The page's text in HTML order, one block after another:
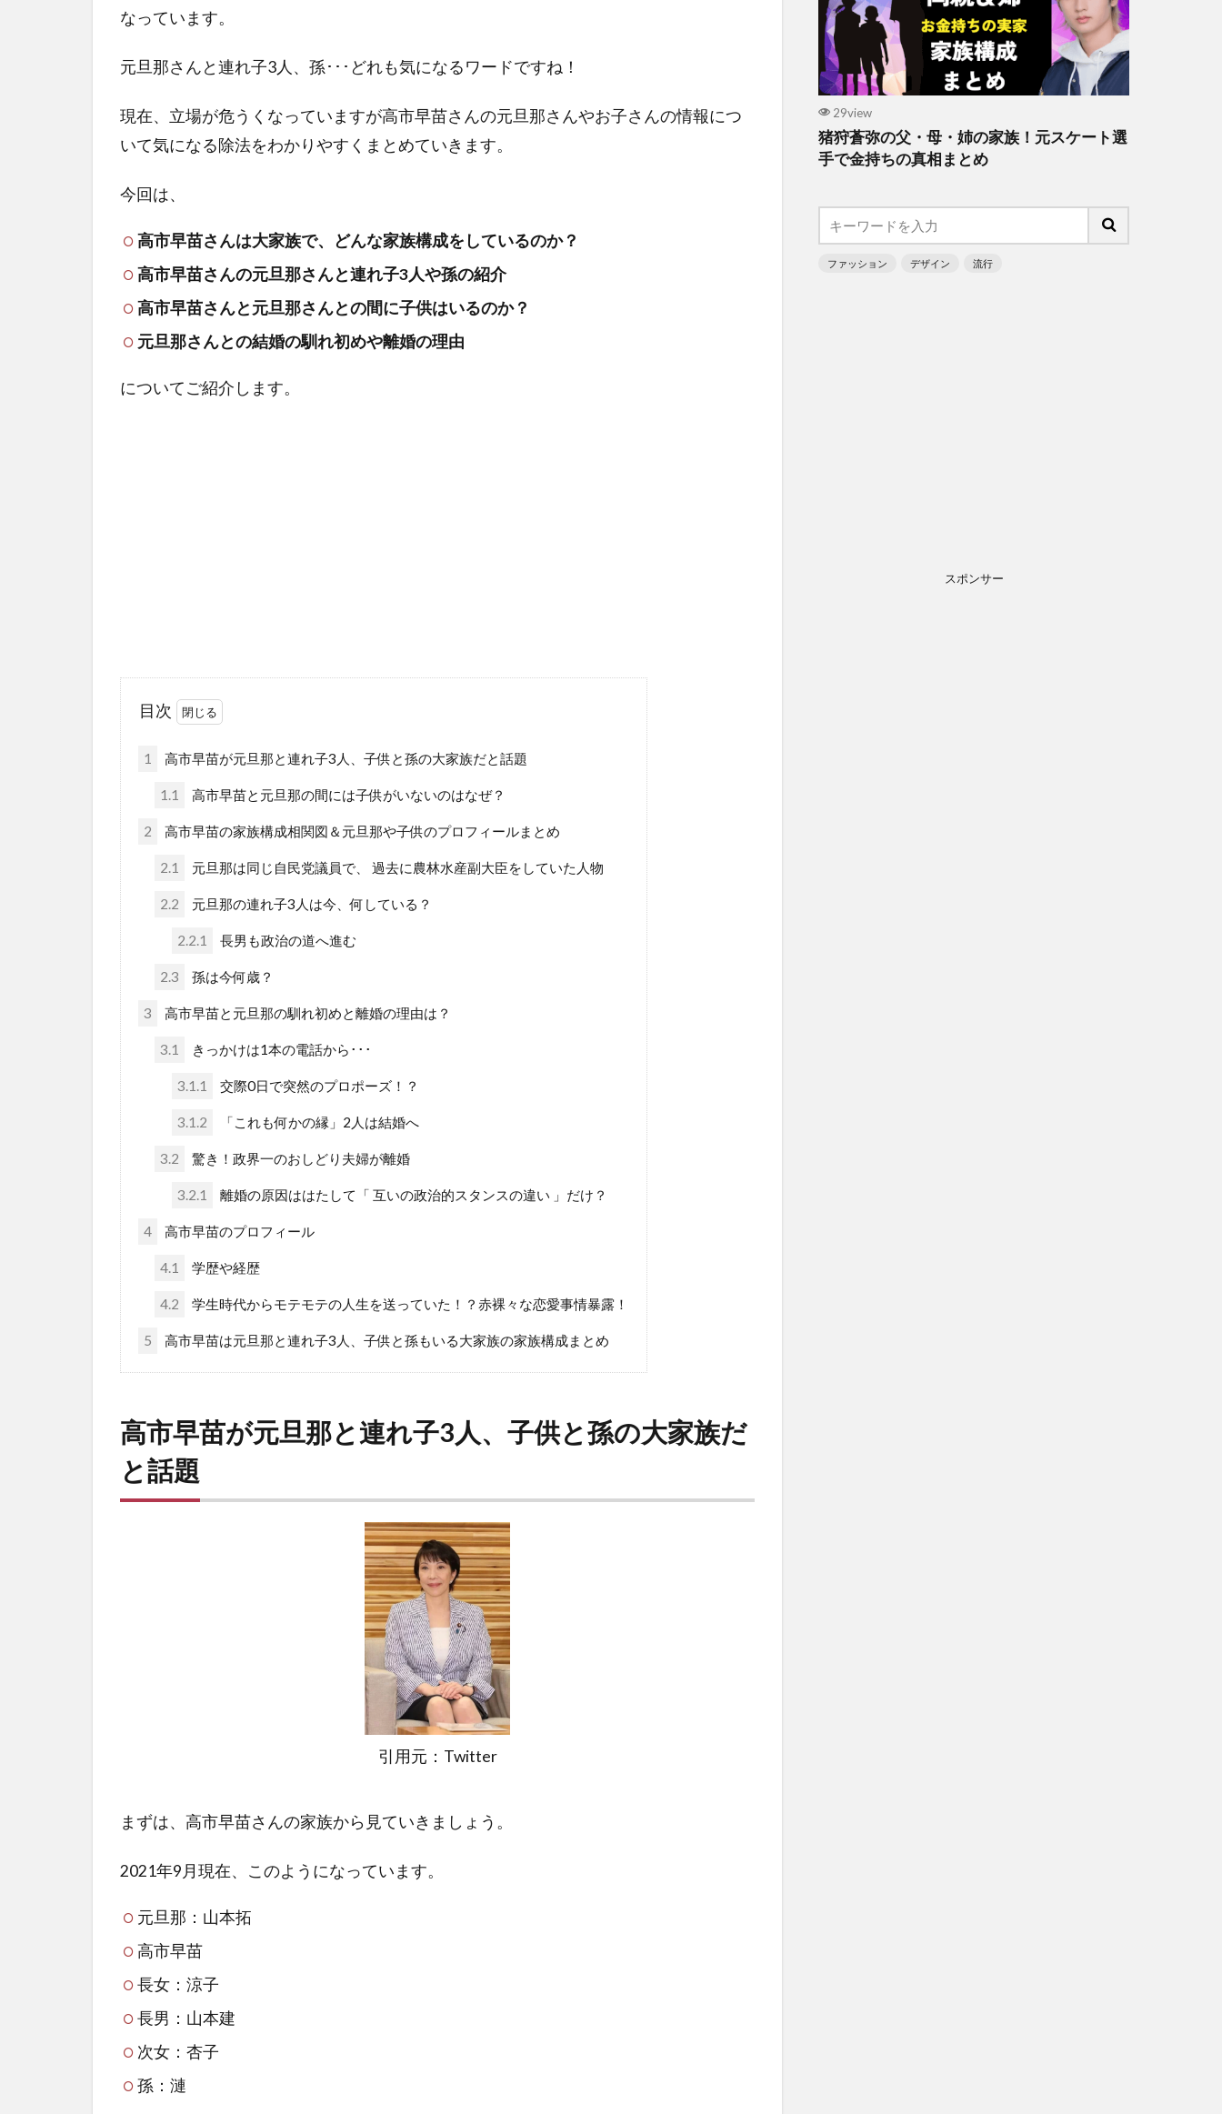
なっています。
元旦那さんと連れ子3人、孫･･･どれも気になるワードですね！
現在、立場が危うくなっていますが高市早苗さんの元旦那さんやお子さんの情報につ
いて気になる除法をわかりやすくまとめていきます。
今回は、
高市早苗さんは大家族で、どんな家族構成をしているのか？
高市早苗さんの元旦那さんと連れ子3人や孫の紹介
高市早苗さんと元旦那さんとの間に子供はいるのか？
元旦那さんとの結婚の馴れ初めや離婚の理由
についてご紹介します。
目次
1 高市早苗が元旦那と連れ子3人、子供と孫の大家族だと話題
1.1 高市早苗と元旦那の間には子供がいないのはなぜ？
2 高市早苗の家族構成相関図＆元旦那や子供のプロフィールまとめ
2.1 元旦那は同じ自民党議員で、 過去に農林水産副大臣をしていた人物
2.2 元旦那の連れ子3人は今、何している？
2.2.1 長男も政治の道へ進む
2.3 孫は今何歳？
3 高市早苗と元旦那の馴れ初めと離婚の理由は？
3.1 きっかけは1本の電話から･･･
3.1.1 交際0日で突然のプロポーズ！？
3.1.2 「これも何かの縁」2人は結婚へ
3.2 驚き！政界一のおしどり夫婦が離婚
3.2.1 離婚の原因ははたして「 互いの政治的スタンスの違い 」だけ？
4 高市早苗のプロフィール
4.1 学歴や経歴
4.2 学生時代からモテモテの人生を送っていた！？赤裸々な恋愛事情暴露！
5 高市早苗は元旦那と連れ子3人、子供と孫もいる大家族の家族構成まとめ
高市早苗が元旦那と連れ子3人、子供と孫の大家族だ
と話題
引用元：Twitter
まずは、高市早苗さんの家族から見ていきましょう。
2021年9月現在、このようになっています。
元旦那：山本拓
高市早苗
長女：涼子
長男：山本建
次女：杏子
孫：漣
29view
猪狩蒼弥の父・母・姉の家族！元スケート選
手で金持ちの真相まとめ
ファッション デザイン 流行
スポンサー